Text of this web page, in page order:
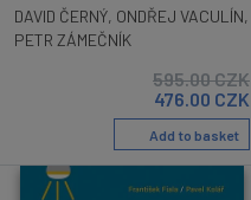
DAVID ČERNÝ, ONDŘEJ VACULÍN,
PETR ZÁMEČNÍK
595.00CZK
476.00 CZK
Add to basket